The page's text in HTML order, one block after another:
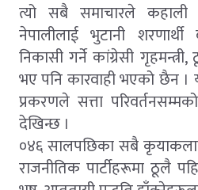
त्यो सबै समाचारले
नेपालीलाई भुटानी
निकासी गर्ने कांग्रेसी
भए पनि कारवाही भएको छैन ।
प्रकरणले सत्ता
देखिन्छ ।
०४६ सालपछिका सबै
राजनीतिक पार्टीहरूमा ठूलै